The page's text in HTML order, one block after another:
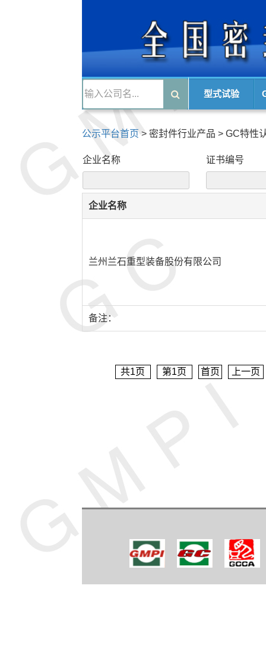
型式试验
公示平台首页 > 密封件行业产品 > GC特性
企业名称 证书编号
企业名称
兰州兰石重型装备股份有限公司
备注：
共1页 第1页 首页 上一页